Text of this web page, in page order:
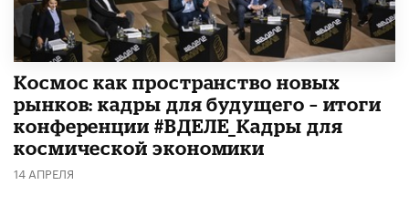
Космос как пространство новых
рынков: кадры для будущего – итоги
конференции #ВДЕЛЕ_Кадры для
космической экономики
14 АПРЕЛЯ